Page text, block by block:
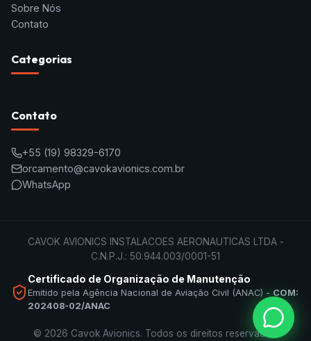
Sobre Nós
Contato
Categorias
Contato
+55 (19) 98329-6170
orcamento@cavokavionics.com.br
WhatsApp
CAVOK AVIONICS INSTALACOES AERONAUTICAS LTDA -
C.N.P.J.: 50.944.003/0001-51
Certificado de Organização de Manutenção
Emitido pela Agência Nacional de Aviação Civil (ANAC) - COM:
202408-02/ANAC
© 2026 Cavok Avionics. Todos os direitos reservados.